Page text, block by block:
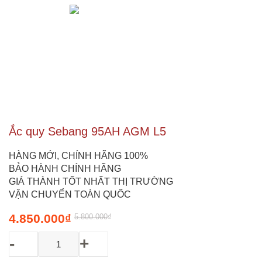
Ắc quy Sebang 95AH AGM L5
HÀNG MỚI, CHÍNH HÃNG 100%
BẢO HÀNH CHÍNH HÃNG
GIÁ THÀNH TỐT NHẤT THỊ TRƯỜNG
VẬN CHUYỂN TOÀN QUỐC
₫
5.800.000
₫
4.850.000
- +